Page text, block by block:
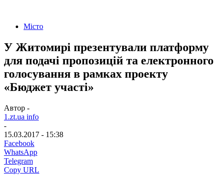
Місто
У Житомирі презентували платформу
для подачі пропозицій та електронного
голосування в рамках проекту
«Бюджет участі»
Автор -
1.zt.ua info
-
15.03.2017 - 15:38
Facebook
WhatsApp
Telegram
Copy URL